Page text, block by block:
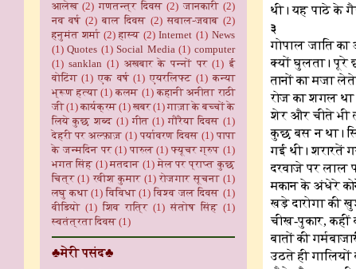
थी। यह पाठे के
३
गोपाल जाति
क्यों घुलता। पूरे
तानों का मजा
रोज का शगल
शेर और चीते भी
कुछ बस न था।
गई थी। शरारतें
दरवाजे पर लाल
मकान के अंधेरे
खड़े दारोगा की
चीख-पुकार, कहीं
बातों की
उठते ही
आलेख (2) गणतन्त्र दिवस (2) जानकारी (2)
नव वर्ष (2) बाल दिवस (2) सवाल-जवाब (2)
हनुमंत शर्मा (2) हास्य (2) Internet (1) News
(1) Quotes (1) Social Media (1) computer
(1) sanklan (1) अखबार के पन्नों पर (1) ई
वोटिंग (1) एक वर्ष (1) एयरलिफ्ट (1) कन्या
भ्रूण हत्या (1) कलम (1) कहानी अनीता राठी
जी (1) कार्यक्रम (1) खबर (1) गाज़ा के बच्चों के
लिये कुछ शब्द (1) गीत (1) गौरैया दिवस (1)
देहरी पर अल्फ़ाज़ (1) पर्यावरण दिवस (1) पापा
के जन्मदिन पर (1) पारुल (1) फ्यूचर ग्रुप (1)
भगत सिंह (1) मतदान (1) मेल पर प्राप्त कुछ
चित्र (1) रवीश कुमार (1) रोजगार सूचना (1)
लघु कथा (1) विविधा (1) विश्व जल दिवस (1)
वीडियो (1) शिव रात्रि (1) संतोष सिंह (1)
स्वतंत्रता दिवस (1)
♣मेरी पसंद♣